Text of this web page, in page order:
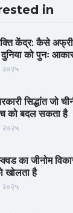
in
केंद्र: कैसे
को पुनः
२०२५
सिद्धांत जो
को बदल सकता है
२०२५
का जीनोम
खोलता है
२०२५